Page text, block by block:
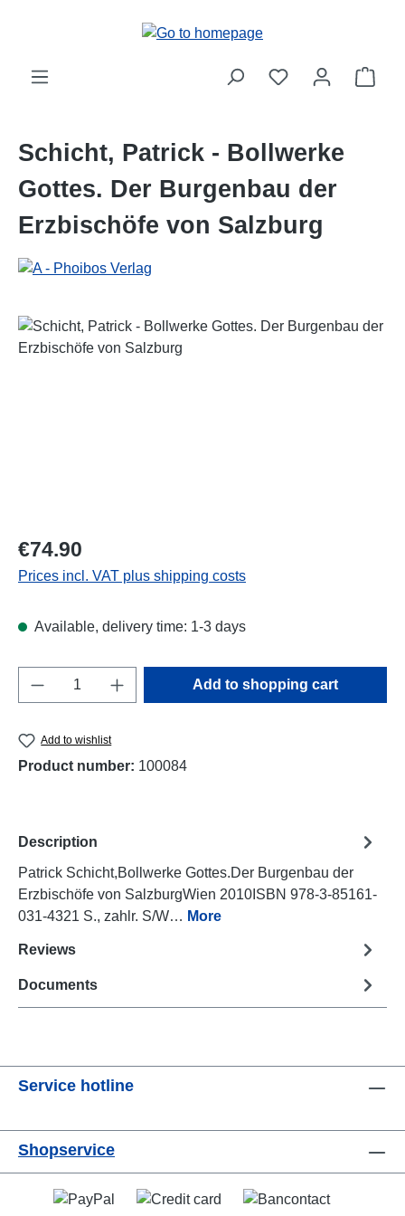
Schicht, Patrick - Bollwerke
Gottes. Der Burgenbau der
Erzbischöfe von Salzburg
Skip image gallery
Regular price:
€74.90
Prices incl. VAT plus shipping costs
Available, delivery time: 1-3 days
Product Quantity: Enter the desired
Add to shopping cart
Add to wishlist
Product number: 100084
Description
Patrick Schicht,Bollwerke Gottes.Der Burgenbau der
Erzbischöfe von SalzburgWien 2010ISBN 978-3-85161-
031-4321 S., zahlr. S/W… More
Reviews
Documents
Service hotline
Shopservice